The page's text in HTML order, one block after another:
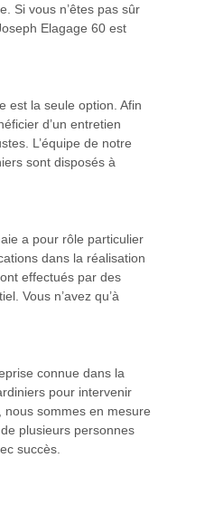
Si vous n’êtes pas sûr
Elagage 60 est
est la seule option. Afin
d’un entretien
L’équipe de notre
sont disposés à
a pour rôle particulier
dans la réalisation
effectués par des
Vous n’avez qu’à
connue dans la
pour intervenir
sommes en mesure
plusieurs personnes
succès.